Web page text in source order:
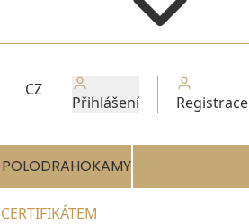
CZ
Přihlášení Registrace